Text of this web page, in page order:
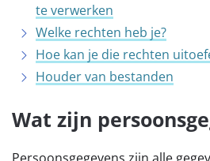
te verwerken
Welke rechten heb je?
Hoe kan je die rechten
Houder van bestanden
Wat zijn